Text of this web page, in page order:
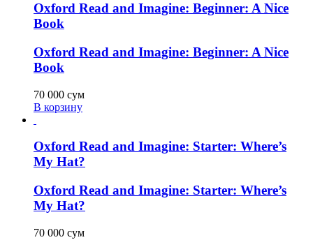
Oxford Read and Imagine: Beginner: A Nice
Book
Oxford Read and Imagine: Beginner: A Nice
Book
70 000 сум
В корзину
Oxford Read and Imagine: Starter: Where’s
My Hat?
Oxford Read and Imagine: Starter: Where’s
My Hat?
70 000 сум